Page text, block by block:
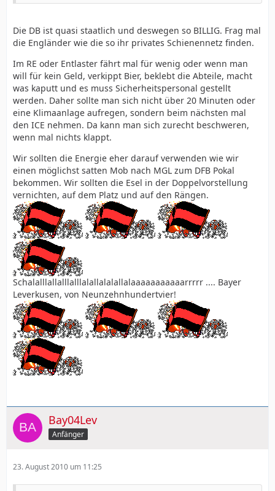
Die DB ist quasi staatlich und deswegen so BILLIG. Frag mal
die Engländer wie die so ihr privates Schienennetz finden.
Im RE oder Entlaster fährt mal für wenig oder wenn man
will für kein Geld, verkippt Bier, beklebt die Abteile, macht
was kaputt und es muss Sicherheitspersonal gestellt
werden. Daher sollte man sich nicht über 20 Minuten oder
eine Klimaanlage aufregen, sondern beim nächsten mal
den ICE nehmen. Da kann man sich zurecht beschweren,
wenn mal nichts klappt.
Wir sollten die Energie eher darauf verwenden wie wir
einen möglichst satten Mob nach MGL zum DFB Pokal
bekommen. Wir sollten die Esel in der Doppelvorstellung
vernichten, auf dem Platz und auf den Rängen.
Schalalllallalllalllalallalalallalaaaaaaaaaaarrrrr .... Bayer
Leverkusen, von Neunzehnhundertvier!
Bay04Lev
Anfänger
23. August 2010 um 11:25